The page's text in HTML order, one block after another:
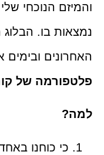
והמיזם הנוכחי
נמצאות בו.
האחרונים
פלטפורמה של
למה?
כי כוחנו